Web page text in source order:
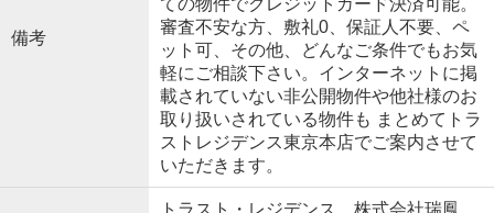
備考
ての物件でクレジットカード決済可能。
審査不安な方、敷礼0、保証人不要、ペ
ット可、その他、どんなご条件でもお気
軽にご相談下さい。インターネットに掲
載されていない非公開物件や他社様のお
取り扱いされている物件も まとめてトラ
ストレジデンス東京本店でご案内させて
いただきます。
トラスト・レジデンス 株式会社瑞鳳